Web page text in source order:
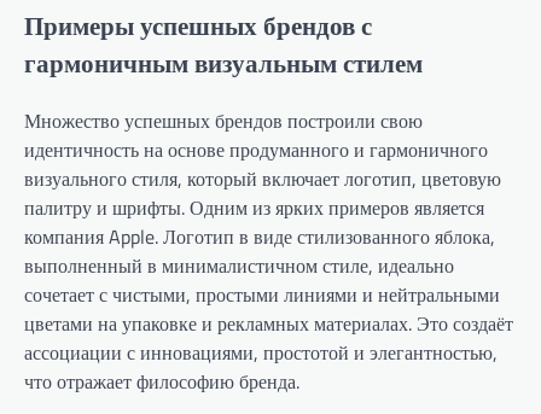
Примеры успешных брендов с
гармоничным визуальным стилем
Множество успешных брендов построили свою
идентичность на основе продуманного и гармоничного
визуального стиля, который включает логотип, цветовую
палитру и шрифты. Одним из ярких примеров является
компания Apple. Логотип в виде стилизованного яблока,
выполненный в минималистичном стиле, идеально
сочетает с чистыми, простыми линиями и нейтральными
цветами на упаковке и рекламных материалах. Это создаёт
ассоциации с инновациями, простотой и элегантностью,
что отражает философию бренда.